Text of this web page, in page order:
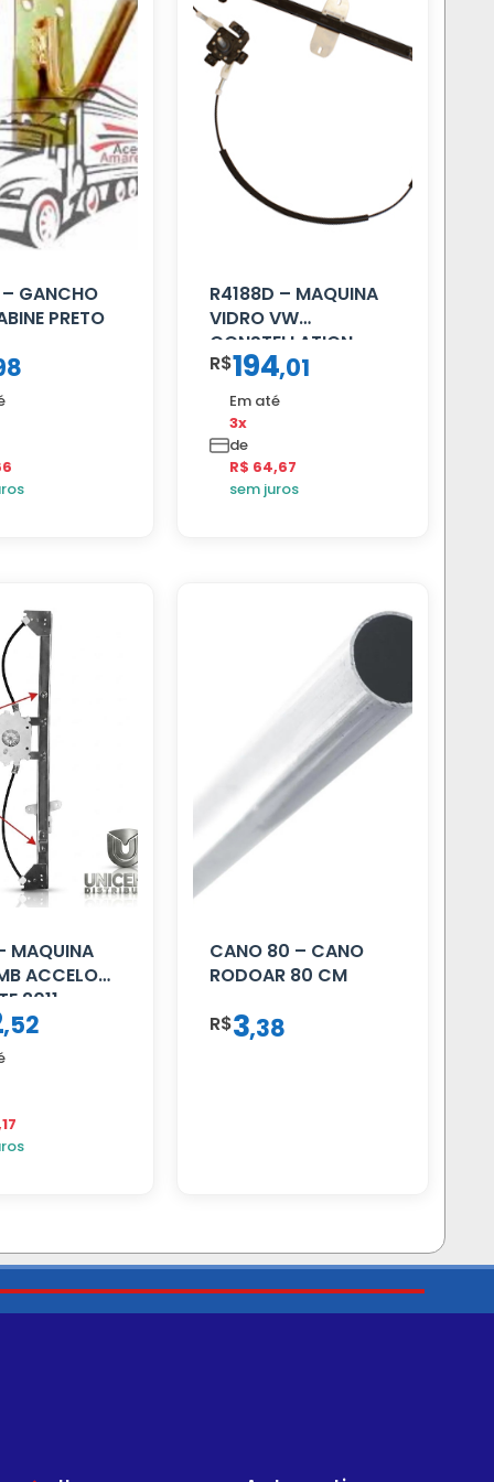
GANCHO
PRETO
R4188D – MAQUINA
VIDRO VW
CONSTELLATION
MANUAL LD
R$194,01
Em até
3x
de
R$ 64,67
sem juros
MAQUINA
ACCELO
2011
LE
,52
CANO 80 – CANO
RODOAR 80 CM
R$3,38